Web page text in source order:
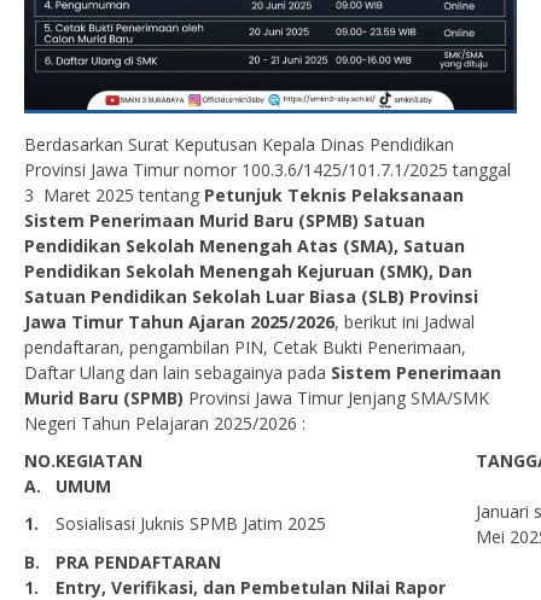
Berdasarkan Surat Keputusan Kepala Dinas Pendidikan
Provinsi Jawa Timur nomor 100.3.6/1425/101.7.1/2025 tanggal
3 Maret 2025 tentang Petunjuk Teknis Pelaksanaan
Sistem Penerimaan Murid Baru (SPMB) Satuan
Pendidikan Sekolah Menengah Atas (SMA), Satuan
Pendidikan Sekolah Menengah Kejuruan (SMK), Dan
Satuan Pendidikan Sekolah Luar Biasa (SLB) Provinsi
Jawa Timur Tahun Ajaran 2025/2026, berikut ini Jadwal
pendaftaran, pengambilan PIN, Cetak Bukti Penerimaan,
Daftar Ulang dan lain sebagainya pada Sistem Penerimaan
Murid Baru (SPMB) Provinsi Jawa Timur Jenjang SMA/SMK
Negeri Tahun Pelajaran 2025/2026 :
NO.KEGIATAN
A.
UMUM
1.
Sosialisasi Juknis SPMB Jatim 2025
Januari
Mei
B.
PRA PENDAFTARAN
1.
Entry, Verifikasi, dan Pembetulan Nilai Rapor